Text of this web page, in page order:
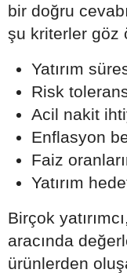
bir doğru
şu kriterler göz
Yatırım
Risk
Acil nakit
Enflasyon
Faiz
Yatırım
Birçok
aracında
ürünlerden